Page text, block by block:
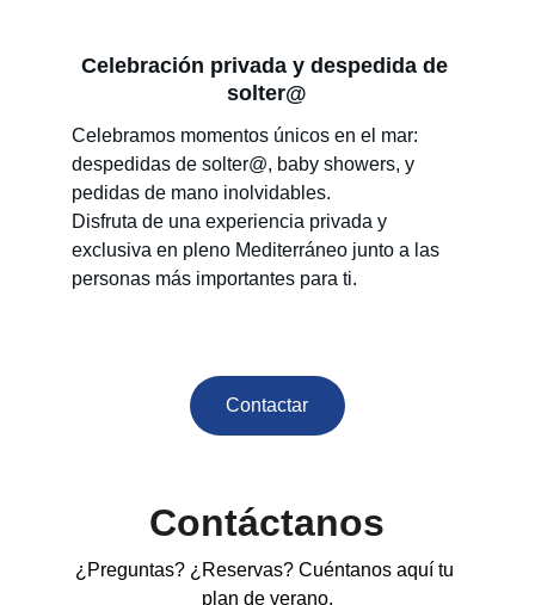
Celebramos momentos únicos en el mar:
despedidas de solter@, baby showers, y
pedidas de mano inolvidables.
Disfruta de una experiencia privada y
exclusiva en pleno Mediterráneo junto a las
personas más importantes para ti.
Celebración privada y despedida de
solter@
Contactar
Contáctanos
¿Preguntas? ¿Reservas? Cuéntanos aquí tu
plan de verano.